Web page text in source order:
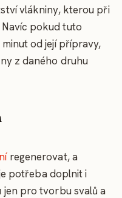
vlákniny, kterou při
pokud tuto
od její přípravy,
z daného druhu
regenerovat, a
potřeba doplnit i
pro tvorbu svalů a